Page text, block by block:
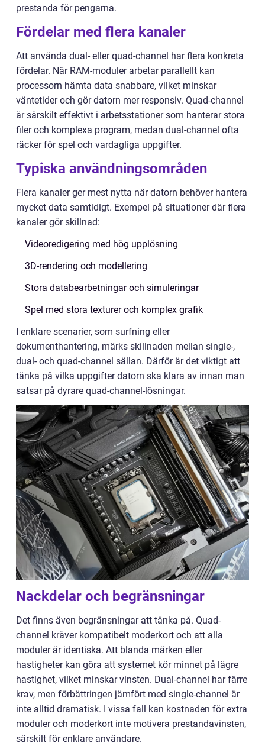
prestanda för pengarna.
Fördelar med flera kanaler
Att använda dual- eller quad-channel har flera konkreta
fördelar. När RAM-moduler arbetar parallellt kan
processorn hämta data snabbare, vilket minskar
väntetider och gör datorn mer responsiv. Quad-channel
är särskilt effektivt i arbetsstationer som hanterar stora
filer och komplexa program, medan dual-channel ofta
räcker för spel och vardagliga uppgifter.
Typiska användningsområden
Flera kanaler ger mest nytta när datorn behöver hantera
mycket data samtidigt. Exempel på situationer där flera
kanaler gör skillnad:
Videoredigering med hög upplösning
3D-rendering och modellering
Stora databearbetningar och simuleringar
Spel med stora texturer och komplex grafik
I enklare scenarier, som surfning eller
dokumenthantering, märks skillnaden mellan single-,
dual- och quad-channel sällan. Därför är det viktigt att
tänka på vilka uppgifter datorn ska klara av innan man
satsar på dyrare quad-channel-lösningar.
Nackdelar och begränsningar
Det finns även begränsningar att tänka på. Quad-
channel kräver kompatibelt moderkort och att alla
moduler är identiska. Att blanda märken eller
hastigheter kan göra att systemet kör minnet på lägre
hastighet, vilket minskar vinsten. Dual-channel har färre
krav, men förbättringen jämfört med single-channel är
inte alltid dramatisk. I vissa fall kan kostnaden för extra
moduler och moderkort inte motivera prestandavinsten,
särskilt för enklare användare.